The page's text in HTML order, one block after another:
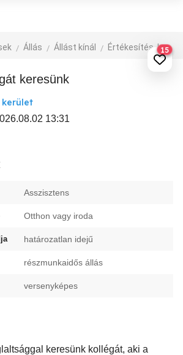
Állás Állást kínál Értékesítés, kereskedelem, üzlet
15
keresünk
13:31
Asszisztens
Otthon vagy iroda
határozatlan idejű
részmunkaidős állás
versenyképes
keresünk kollégát, aki a